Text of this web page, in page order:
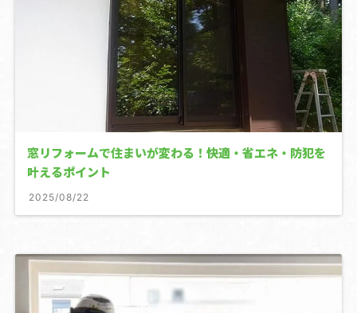
窓リフォームで住まいが変わる！快適・省エネ・防犯を
叶えるポイント
2025/08/22